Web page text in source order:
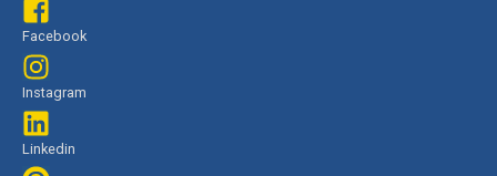
Facebook
Instagram
Linkedin